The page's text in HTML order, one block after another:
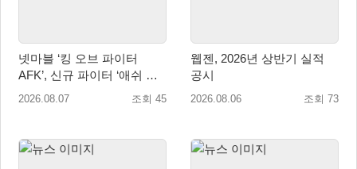
넷마블 ‘킹 오브 파이터
AFK’, 신규 파이터 ‘애쉬 크
림존’ 업데이트
2026.08.07 조회 45
웹젠, 2026년 상반기 실적
공시
2026.08.06 조회 73